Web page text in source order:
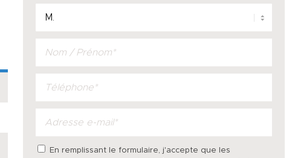
En remplissant le formulaire, j'accepte que les